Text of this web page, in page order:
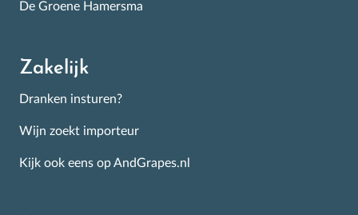
De Groene Hamersma
Zakelijk
Dranken insturen?
Wijn zoekt importeur
Kijk ook eens op AndGrapes.nl